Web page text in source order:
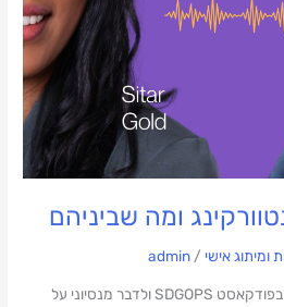
ומיתוג אישי /
admin
שמחתי להתארח בפעם השנייה בפודקאסט SDGOPS ולדבר מנסיוני על